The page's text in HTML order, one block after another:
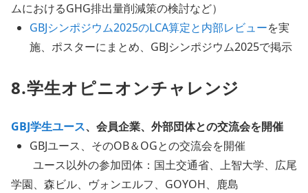
ムにおけるGHG排出量削減策の検討など）
GBJシンポジウム2025のLCA算定と内部レビューを実
施、ポスターにまとめ、GBJシンポジウム2025で掲示
8.学生オピニオンチャレンジ
GBJ学生ユース、会員企業、外部団体との交流会を開催
GBJユース、そのOB＆OGとの交流会を開催
ユース以外の参加団体：国土交通省、上智大学、広尾
学園、森ビル、ヴォンエルフ、GOYOH、鹿島